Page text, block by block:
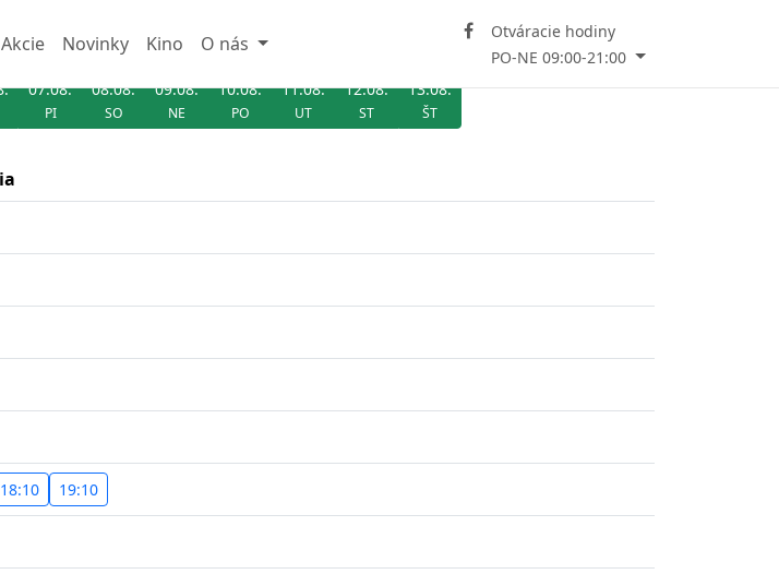
Akcie Novinky Kino O nás
Otváracie hodiny
PO-NE 09:00-21:00
07.08.
PI
08.08.
SO
09.08.
NE
10.08.
PO
11.08.
UT
12.08.
ST
13.08.
ŠT
18:10 19:10